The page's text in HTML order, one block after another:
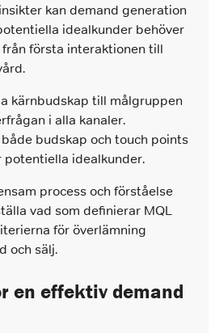
kan demand generation
idealkunder behöver
första interaktionen till
kärnbudskap till målgruppen
i alla kanaler.
budskap och touch points
potentiella idealkunder.
process och förståelse
vad som definierar MQL
för överlämning
och sälj.
en effektiv demand